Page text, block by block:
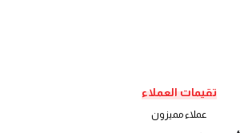
تقيمات العملاء
عملاء مميزون